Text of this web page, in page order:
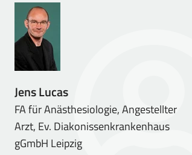
Jens Lucas
FA für Anästhesiologie, Angestellter
Arzt, Ev. Diakonissenkrankenhaus
gGmbH Leipzig